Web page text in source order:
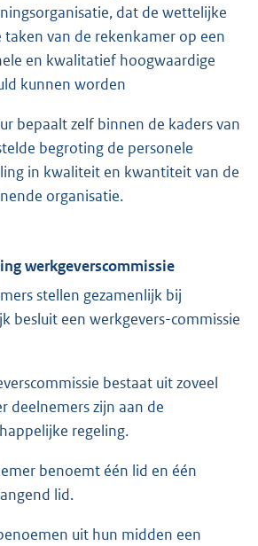
dat de wettelijke
taken van de rekenkamer op een
en kwalitatief hoogwaardige
kunnen worden
bepaalt zelf binnen de kaders van
begroting de personele
in kwaliteit en kwantiteit van de
organisatie.
werkgeverscommissie
stellen gezamenlijk bij
besluit een werkgevers-commissie
bestaat uit zoveel
deelnemers zijn aan de
regeling.
benoemt één lid en één
lid.
uit hun midden een